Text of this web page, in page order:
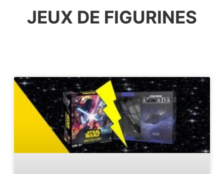
JEUX DE FIGURINES
PagePagePage